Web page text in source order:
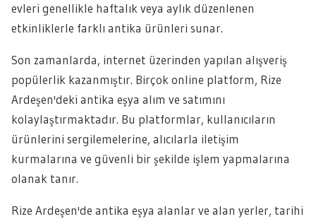
evleri genellikle haftalık veya aylık düzenlenen
etkinliklerle farklı antika ürünleri sunar.
Son zamanlarda, internet üzerinden yapılan alışveriş
popülerlik kazanmıştır. Birçok online platform, Rize
Ardeşen'deki antika eşya alım ve satımını
kolaylaştırmaktadır. Bu platformlar, kullanıcıların
ürünlerini sergilemelerine, alıcılarla iletişim
kurmalarına ve güvenli bir şekilde işlem yapmalarına
olanak tanır.
Rize Ardeşen'de antika eşya alanlar ve alan yerler, tarihi